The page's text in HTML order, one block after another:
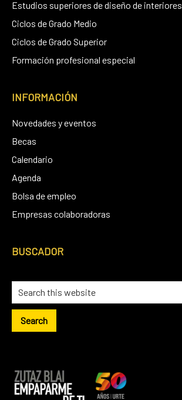
Estudios superiores de diseño de interiores
Ciclos de Grado Medio
Ciclos de Grado Superior
Formación profesional especial
INFORMACIÓN
Novedades y eventos
Becas
Calendario
Agenda
Bolsa de empleo
Empresas colaboradoras
BUSCADOR